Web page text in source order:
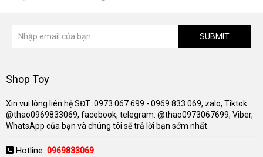
SUBMIT
Shop Toy
Xin vui lòng liên hệ SĐT: 0973.067.699 - 0969.833.069, zalo, Tiktok:
@thao0969833069, facebook, telegram: @thao0973067699, Viber,
WhatsApp của bạn và chúng tôi sẽ trả lời bạn sớm nhất.
Hotline: 0969833069